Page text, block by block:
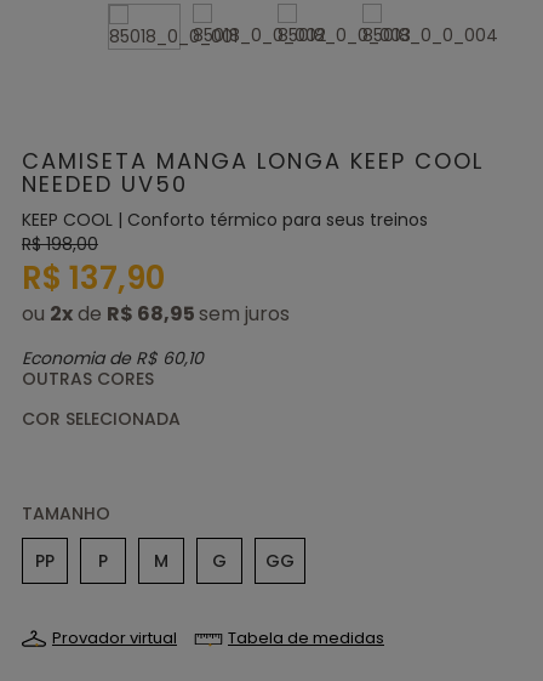
CAMISETA MANGA LONGA KEEP COOL
NEEDED UV50
KEEP COOL | Conforto térmico para seus treinos
R$ 198,00
R$ 137,90
ou 2xde R$ 68,95
Economia de R$ 60,10
OUTRAS CORES
TAMANHO
PP
P M G GG
Provador virtual Tabela de medidas